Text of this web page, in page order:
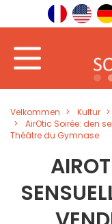
Velkommen Kultur
AirOtic Soirée: den
Théâtre du Gymnase